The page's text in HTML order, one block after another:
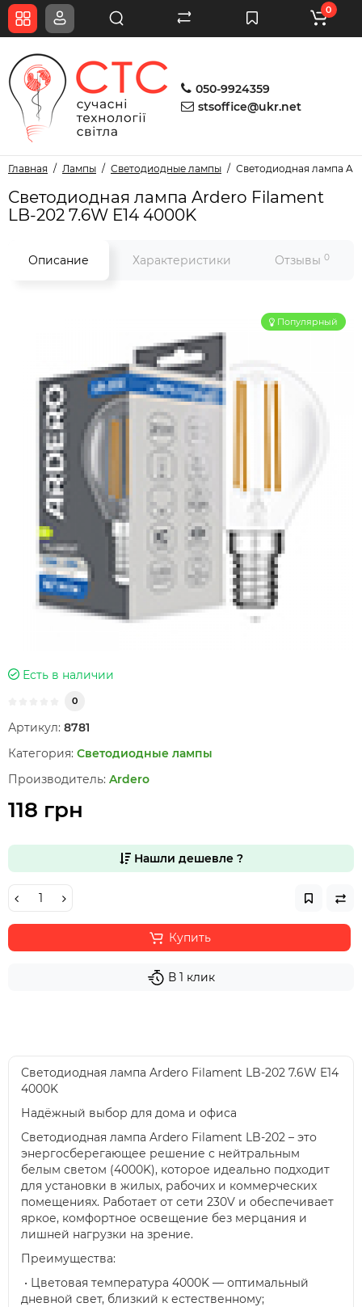
050-9924359
stsoffice@ukr.net
0
Главная Лампы Светодиодные лампы Светодиодная лампа
Светодиодная лампа Ardero Filament
LB-202 7.6W E14 4000K
Описание Характеристики Отзывы 0
Популярный
Есть в наличии
0
Артикул: 8781
Категория: Светодиодные лампы
Производитель: Ardero
118 грн
Нашли дешевле ?
Купить
В 1 клик
Светодиодная лампа Ardero Filament LB-202 7.6W E14
4000K
Надёжный выбор для дома и офиса
Светодиодная лампа Ardero Filament LB-202 – это
энергосберегающее решение с нейтральным
белым светом (4000K), которое идеально подходит
для установки в жилых, рабочих и коммерческих
помещениях. Работает от сети 230V и обеспечивает
яркое, комфортное освещение без мерцания и
лишней нагрузки на зрение.
Преимущества:
• Цветовая температура 4000K — оптимальный
дневной свет, близкий к естественному;